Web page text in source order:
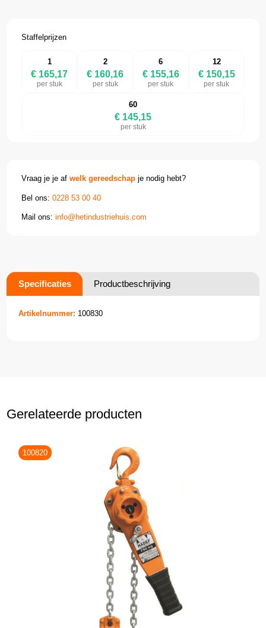
Staffelprijzen
1
€ 165,17
per stuk
2
€ 160,16
per stuk
6
€ 155,16
per stuk
12
€ 150,15
per stuk
60
€ 145,15
per stuk
Vraag je je afwelk gereedschap je nodig hebt?
Bel ons:0228 53 00 40
Mail ons:info@hetindustriehuis.com
Specificaties Productbeschrijving
Artikelnummer: 100830
Gerelateerde producten
100820